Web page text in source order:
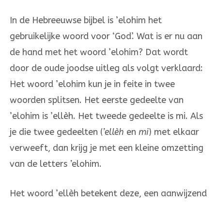
In de Hebreeuwse bijbel is ’elohim het
gebruikelijke woord voor ‘God’. Wat is er nu aan
de hand met het woord ’elohim? Dat wordt
door de oude joodse uitleg als volgt verklaard:
Het woord ’elohim kun je in feite in twee
woorden splitsen. Het eerste gedeelte van
’elohim is ’ellèh. Het tweede gedeelte is mi. Als
je die twee gedeelten (’ellèh en mi) met elkaar
verweeft, dan krijg je met een kleine omzetting
van de letters ’elohim.
Het woord ’ellèh betekent deze, een aanwijzend